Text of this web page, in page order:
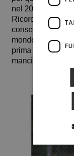
nel 2022
Ricordiamo
conseguita ieri
mondo, il
prima
mancino, questa